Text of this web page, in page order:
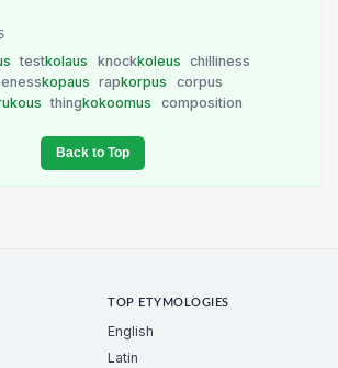
testkolaus knockkoleus
chilliness
kopaus rapkorpus
corpus
thingkokoomus composition
Back to Top
TOP ETYMOLOGIES
English
Latin